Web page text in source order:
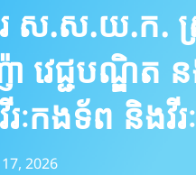
ស.ស.យ.ក.
វេជ្ជបណ្ឌិត
វីរៈកងទ័ព និ
2026